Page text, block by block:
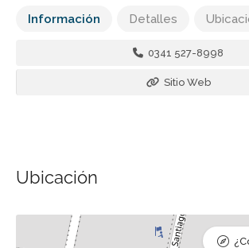
Información Detalles
0341 527-8998
Sitio Web
Ubicación